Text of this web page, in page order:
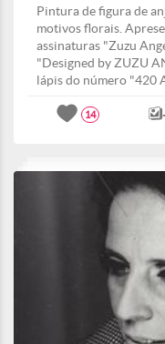
Pintura de figura de
motivos florais.
assinaturas "Zuzu
"Designed by ZUZU
lápis do número "420
14